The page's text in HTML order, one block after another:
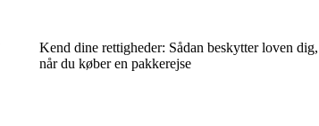
Kend dine rettigheder: Sådan beskytter loven dig,
når du køber en pakkerejse